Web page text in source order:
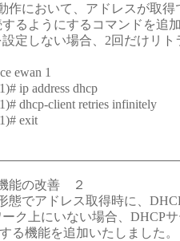
作において、アドレスが取得
るようにするコマンドを追
定しない場合、2回だけリト
ewan 1
ip address dhcp
dhcp-client retries infinitely
exit
能の改善 ２
態でアドレス取得時に、
ーク上にいない場合、DHCP
る機能を追加いたしました。